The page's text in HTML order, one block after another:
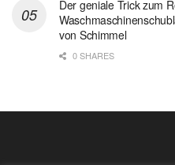
Der geniale Trick zum
von Schimmel
0 SHARES